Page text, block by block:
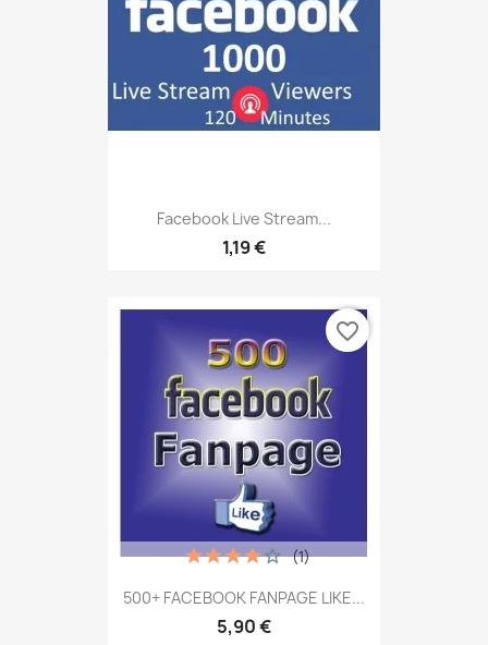
Facebook Live Stream...
1,19 €
500+ FACEBOOK FANPAGE LIKE...
5,90 €
(1)
favorite_border